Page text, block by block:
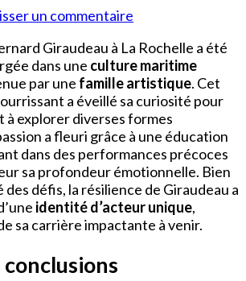
un commentaire
Jeune
Giraudeau à La Rochelle a été
dans une culture maritime
par une famille artistique. Cet
a éveillé sa curiosité pour
à explorer diverses formes
a fleuri grâce à une éducation
dans des performances précoces
sa profondeur émotionnelle. Bien
défis, la résilience de Giraudeau a
identité d’acteur unique,
sa carrière impactante à venir.